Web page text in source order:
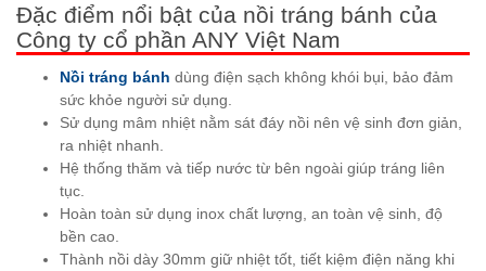
Đặc điểm nổi bật của nồi tráng bánh của
Công ty cổ phần ANY Việt Nam
Nồi tráng bánh dùng điện sạch không khói bụi, bảo đảm
sức khỏe người sử dụng.
Sử dụng mâm nhiệt nằm sát đáy nồi nên vệ sinh đơn giản,
ra nhiệt nhanh.
Hệ thống thăm và tiếp nước từ bên ngoài giúp tráng liên
tục.
Hoàn toàn sử dụng inox chất lượng, an toàn vệ sinh, độ
bền cao.
Thành nồi dày 30mm giữ nhiệt tốt, tiết kiệm điện năng khi